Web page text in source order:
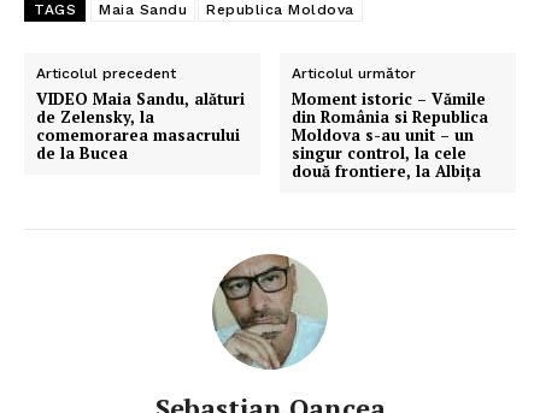
TAGS Maia Sandu Republica Moldova
Articolul precedent
VIDEO Maia Sandu, alături
de Zelensky, la
comemorarea masacrului
de la Bucea
Articolul următor
Moment istoric – Vămile
din România si Republica
Moldova s-au unit – un
singur control, la cele
două frontiere, la Albiţa